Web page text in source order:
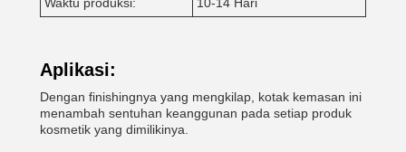
Aplikasi:
Dengan finishingnya yang mengkilap, kotak kemasan ini
menambah sentuhan keanggunan pada setiap produk
kosmetik yang dimilikinya.